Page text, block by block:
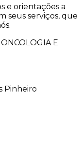
e orientações a
seus serviços, que
E
Pinheiro